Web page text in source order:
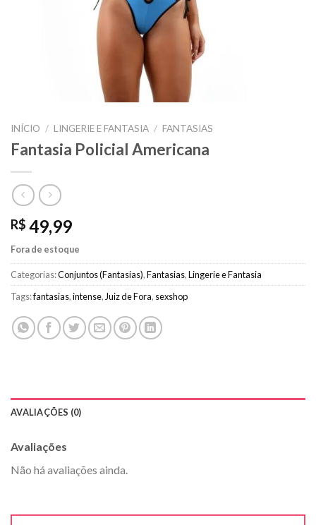
INÍCIO / LINGERIE E FANTASIA / FANTASIAS
Fantasia Policial Americana
R$ 49,99
Fora de estoque
Categorias:Conjuntos (Fantasias),Fantasias,Lingerie e Fantasia
Tags:fantasias,intense,Juiz de Fora, sexshop
AVALIAÇÕES (0)
Avaliações
Não há avaliações ainda.